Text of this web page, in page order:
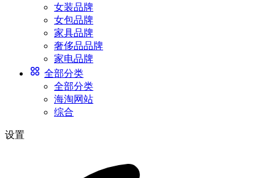
女装品牌
女包品牌
家具品牌
奢侈品品牌
家电品牌
全部分类
全部分类
海淘网站
综合
设置